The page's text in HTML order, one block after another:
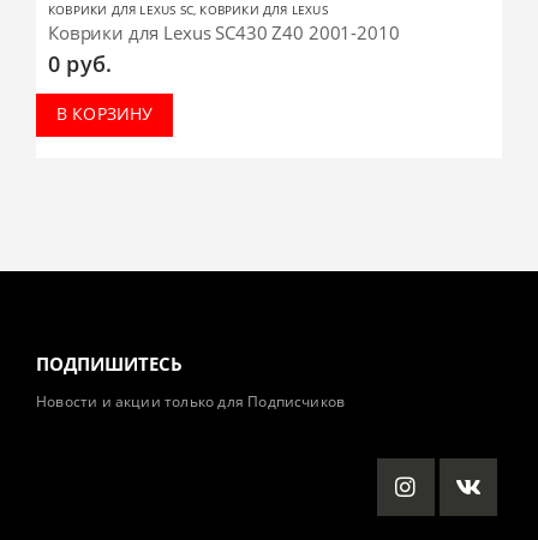
КОВРИКИ ДЛЯ LEXUS SC, КОВРИКИ ДЛЯ LEXUS
Коврики для Lexus SC430 Z40 2001-2010
0 руб.
В КОРЗИНУ
ПОДПИШИТЕСЬ
Новости и акции только для Подписчиков